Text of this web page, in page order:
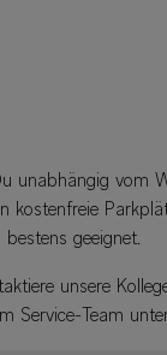
unabhängig vom
kostenfreie
geeignet.
unsere
Service-Team